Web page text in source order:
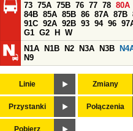
73 75A 75B 76 77 78 80A
84B 85A 85B 86 87A 87B
91C 92A 92B 93 94 96
G1 G2 H
W
N1A
N1B N2 N3A N3B
N9
Linie Zmiany
Przystanki Połączenia
Pobierz